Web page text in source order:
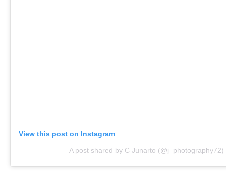
View this post on Instagram
A post shared by C Junarto (@j_photography72)